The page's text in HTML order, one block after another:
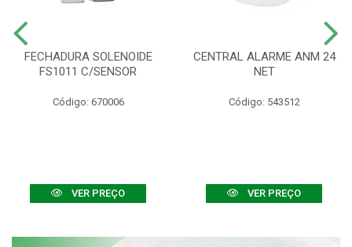
FECHADURA SOLENOIDE
FS1011 C/SENSOR
Código: 670006
VER PREÇO
CENTRAL ALARME ANM 24
NET
Código: 543512
VER PREÇO